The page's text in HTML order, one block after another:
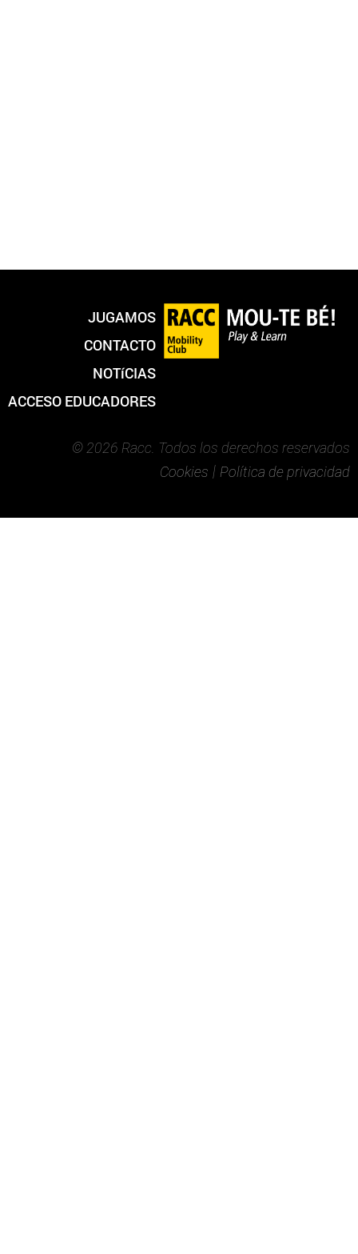
JUGAMOS
CONTACTO
NOTíCIAS
ACCESO EDUCADORES
© 2026 Racc. Todos los derechos reservados
Cookies | Política de privacidad